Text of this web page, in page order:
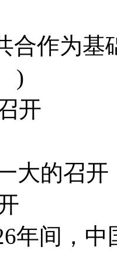
运
合作为
)
大
党
年间，